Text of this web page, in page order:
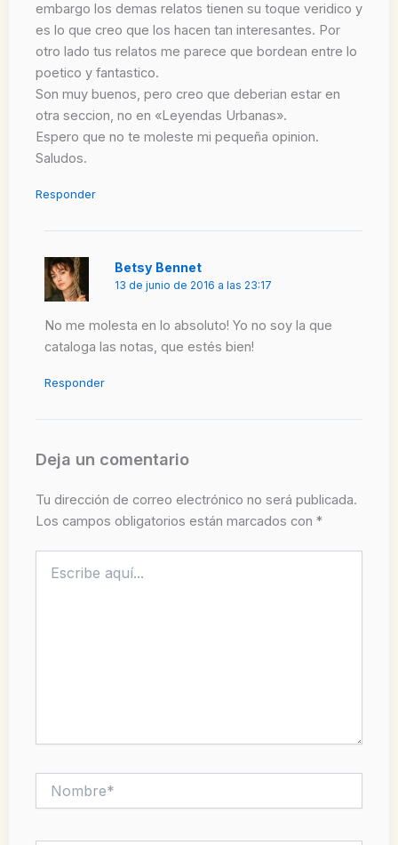
embargo los demas relatos tienen su toque veridico y
es lo que creo que los hacen tan interesantes. Por
otro lado tus relatos me parece que bordean entre lo
poetico y fantastico.
Son muy buenos, pero creo que deberian estar en
otra seccion, no en «Leyendas Urbanas».
Espero que no te moleste mi pequeña opinion.
Saludos.
Responder
Betsy Bennet
13 de junio de 2016 a las 23:17
No me molesta en lo absoluto! Yo no soy la que
cataloga las notas, que estés bien!
Responder
Deja un comentario
Tu dirección de correo electrónico no será publicada.
Los campos obligatorios están marcados con *
aquí...